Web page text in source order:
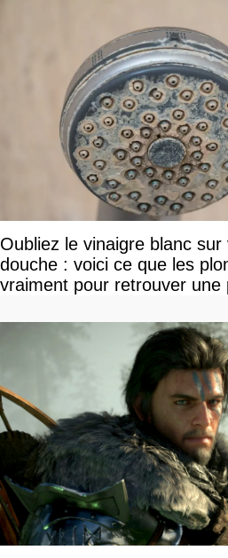
Oubliez le vinaigre blanc
douche : voici ce que les
vraiment pour retrouver une